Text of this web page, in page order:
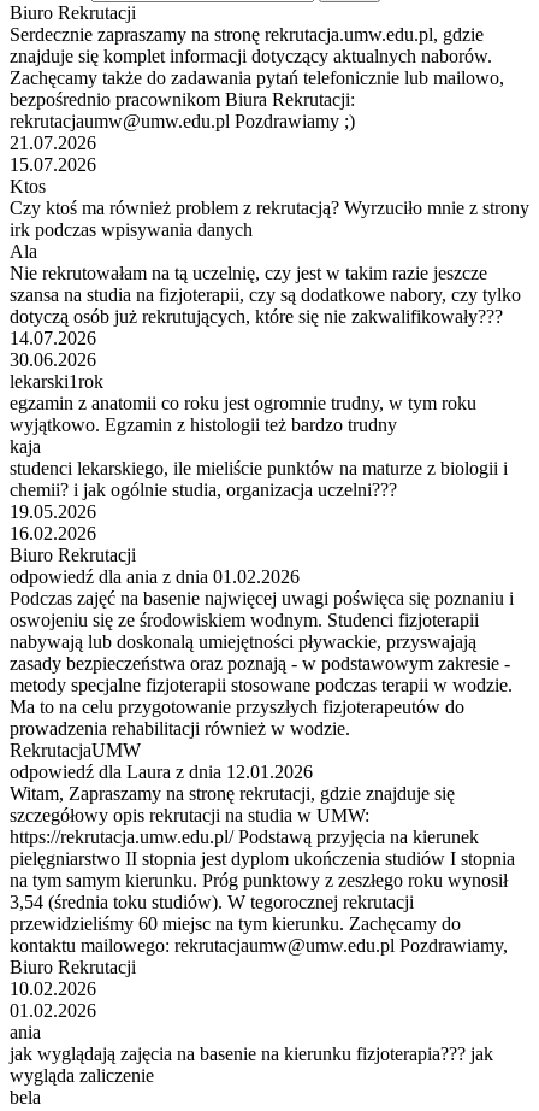
Biuro Rekrutacji
Serdecznie zapraszamy na stronę rekrutacja.umw.edu.pl, gdzie
znajduje się komplet informacji dotyczący aktualnych naborów.
Zachęcamy także do zadawania pytań telefonicznie lub mailowo,
bezpośrednio pracownikom Biura Rekrutacji:
rekrutacjaumw@umw.edu.pl Pozdrawiamy ;)
21.07.2026
15.07.2026
Ktos
Czy ktoś ma również problem z rekrutacją? Wyrzuciło mnie z strony
irk podczas wpisywania danych
Ala
Nie rekrutowałam na tą uczelnię, czy jest w takim razie jeszcze
szansa na studia na fizjoterapii, czy są dodatkowe nabory, czy tylko
dotyczą osób już rekrutujących, które się nie zakwalifikowały???
14.07.2026
30.06.2026
lekarski1rok
egzamin z anatomii co roku jest ogromnie trudny, w tym roku
wyjątkowo. Egzamin z histologii też bardzo trudny
kaja
studenci lekarskiego, ile mieliście punktów na maturze z biologii i
chemii? i jak ogólnie studia, organizacja uczelni???
19.05.2026
16.02.2026
Biuro Rekrutacji
odpowiedź dla ania z dnia 01.02.2026
Podczas zajęć na basenie najwięcej uwagi poświęca się poznaniu i
oswojeniu się ze środowiskiem wodnym. Studenci fizjoterapii
nabywają lub doskonalą umiejętności pływackie, przyswajają
zasady bezpieczeństwa oraz poznają - w podstawowym zakresie -
metody specjalne fizjoterapii stosowane podczas terapii w wodzie.
Ma to na celu przygotowanie przyszłych fizjoterapeutów do
prowadzenia rehabilitacji również w wodzie.
RekrutacjaUMW
odpowiedź dla Laura z dnia 12.01.2026
Witam, Zapraszamy na stronę rekrutacji, gdzie znajduje się
szczegółowy opis rekrutacji na studia w UMW:
https://rekrutacja.umw.edu.pl/ Podstawą przyjęcia na kierunek
pielęgniarstwo II stopnia jest dyplom ukończenia studiów I stopnia
na tym samym kierunku. Próg punktowy z zeszłego roku wynosił
3,54 (średnia toku studiów). W tegorocznej rekrutacji
przewidzieliśmy 60 miejsc na tym kierunku. Zachęcamy do
kontaktu mailowego: rekrutacjaumw@umw.edu.pl Pozdrawiamy,
Biuro Rekrutacji
10.02.2026
01.02.2026
ania
jak wyglądają zajęcia na basenie na kierunku fizjoterapia??? jak
wygląda zaliczenie
bela